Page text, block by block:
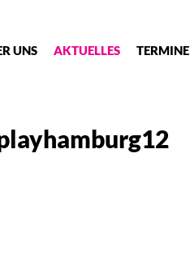
UNS AKTUELLES TERMINE